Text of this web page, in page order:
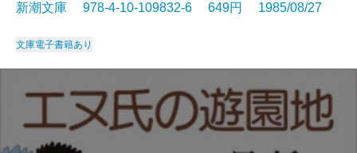
新潮文庫 978-4-10-109832-6 649円 1985/08/27
文庫電子書籍あり